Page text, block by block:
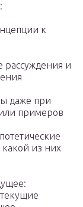
к
рассуждения и
даже при
примеров
из них
текущие